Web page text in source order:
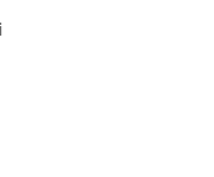
Prețul